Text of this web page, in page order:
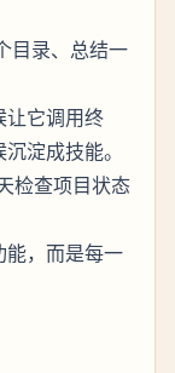
目录、总结一
让它调用终
淀成技能。
检查项目状态
能，而是每一